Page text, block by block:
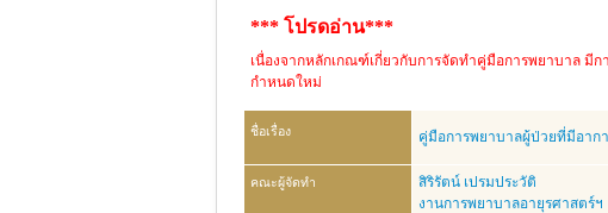
*** โปรดอ่าน***
เนื่องจากหลักเกณฑ์เกี่ยวกับการจัดทำคู่มือการพยาบาล มี
กำหนดใหม่
ชื่อเรื่อง คู่มือการพยาบาลผู้ป่วยที่มีอากา
คณะผู้จัดทำ
สิริรัตน์ เปรมประวัติ
งานการพยาบาลอายุรศาสตร์ฯ